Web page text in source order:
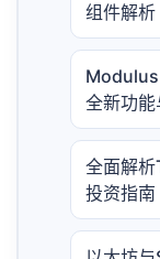
组件解析
Modulus
全新功
全面解
投资指南